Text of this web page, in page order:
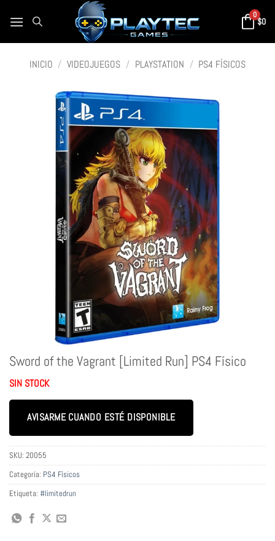
0
$0
INICIO / VIDEOJUEGOS / PLAYSTATION / PS4 FÍSICOS
Sword of the Vagrant [Limited Run] PS4 Físico
SIN STOCK
AVISARME CUANDO ESTÉ DISPONIBLE
SKU: 20055
Categoría: PS4 Físicos
Etiqueta: #limitedrun